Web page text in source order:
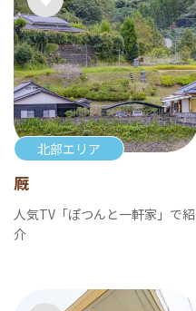
北部エリア
厩
人気TV「ぽつんと一軒家」で紹
介